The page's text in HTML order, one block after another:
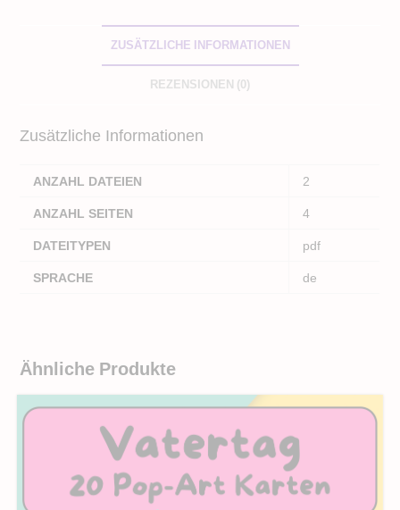
ZUSÄTZLICHE INFORMATIONEN
REZENSIONEN (0)
Zusätzliche Informationen
ANZAHL DATEIEN
2
ANZAHL SEITEN
4
DATEITYPEN
pdf
SPRACHE
de
Ähnliche Produkte